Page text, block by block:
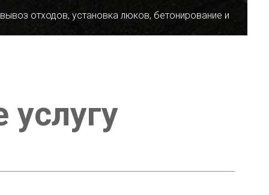
отходов, установка люков, бетонирование и
услугу